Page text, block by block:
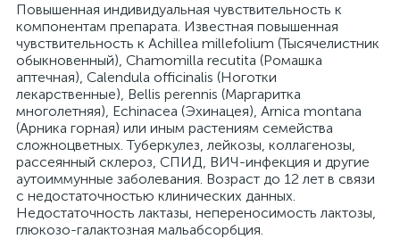
Повышенная индивидуальная чувствительность к
компонентам препарата. Известная повышенная
чувствительность к Achillea millefolium (Тысячелистник
обыкновенный), Chamomilla recutita (Ромашка
аптечная), Calendula officinalis (Ноготки
лекарственные), Bellis perennis (Маргаритка
многолетняя), Echinacea (Эхинацея), Arnica montana
(Арника горная) или иным растениям семейства
сложноцветных. Туберкулез, лейкозы, коллагенозы,
рассеянный склероз, СПИД, ВИЧ-инфекция и другие
аутоиммунные заболевания. Возраст до 12 лет в связи
с недостаточностью клинических данных.
Недостаточность лактазы, непереносимость лактозы,
глюкозо-галактозная мальабсорбция.